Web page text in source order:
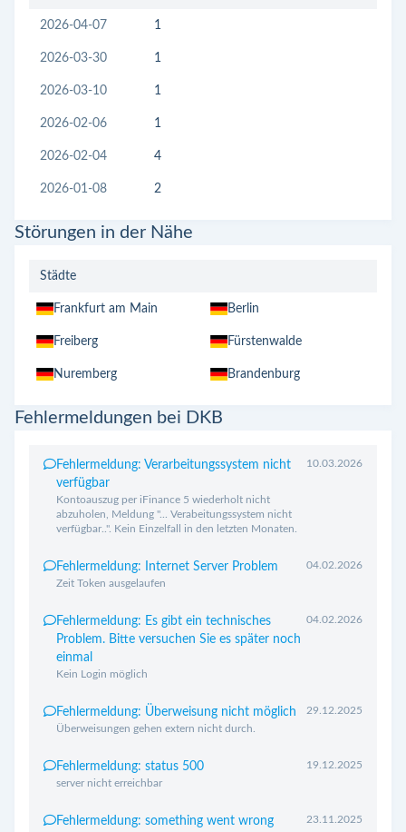
2026-04-07 1
2026-03-30 1
2026-03-10 1
2026-02-06 1
2026-02-04 4
2026-01-08 2
Störungen in der Nähe
Städte
Frankfurt am Main Berlin
Freiberg Fürstenwalde
Nuremberg Brandenburg
Fehlermeldungen bei DKB
Fehlermeldung: Verarbeitungssystem nicht
verfügbar
Kontoauszug per iFinance 5 wiederholt nicht
abzuholen, Meldung "... Verabeitungssystem nicht
verfügbar..". Kein Einzelfall in den letzten Monaten.
10.03.2026
Fehlermeldung: Internet Server Problem
Zeit Token ausgelaufen
04.02.2026
Fehlermeldung: Es gibt ein technisches
Problem. Bitte versuchen Sie es später noch
einmal
Kein Login möglich
04.02.2026
Fehlermeldung: Überweisung nicht möglich
Überweisungen gehen extern nicht durch.
29.12.2025
Fehlermeldung: status 500
server nicht erreichbar
19.12.2025
Fehlermeldung: something went wrong 23.11.2025